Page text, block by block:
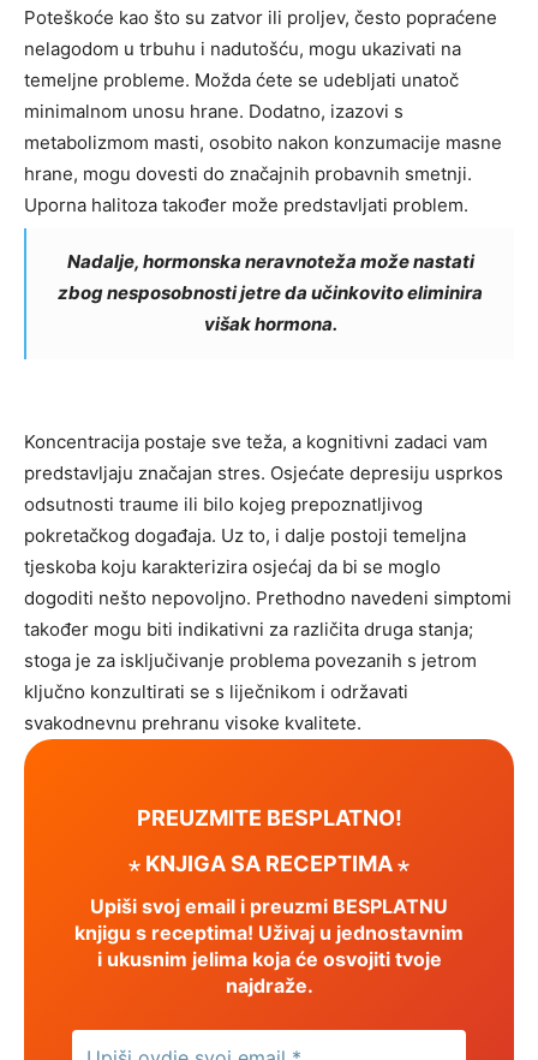
Poteškoće kao što su zatvor ili proljev, često popraćene
nelagodom u trbuhu i nadutošću, mogu ukazivati ​​na
temeljne probleme. Možda ćete se udebljati unatoč
minimalnom unosu hrane. Dodatno, izazovi s
metabolizmom masti, osobito nakon konzumacije masne
hrane, mogu dovesti do značajnih probavnih smetnji.
Uporna halitoza također može predstavljati problem.
Nadalje, hormonska neravnoteža može nastati
zbog nesposobnosti jetre da učinkovito eliminira
višak hormona.
Koncentracija postaje sve teža, a kognitivni zadaci vam
predstavljaju značajan stres. Osjećate depresiju usprkos
odsutnosti traume ili bilo kojeg prepoznatljivog
pokretačkog događaja. Uz to, i dalje postoji temeljna
tjeskoba koju karakterizira osjećaj da bi se moglo
dogoditi nešto nepovoljno. Prethodno navedeni simptomi
također mogu biti indikativni za različita druga stanja;
stoga je za isključivanje problema povezanih s jetrom
ključno konzultirati se s liječnikom i održavati
svakodnevnu prehranu visoke kvalitete.
PREUZMITE BESPLATNO!
⋆ KNJIGA SA RECEPTIMA ⋆
Upiši svoj email i preuzmi BESPLATNU
knjigu s receptima! Uživaj u jednostavnim
i ukusnim jelima koja će osvojiti tvoje
najdraže.